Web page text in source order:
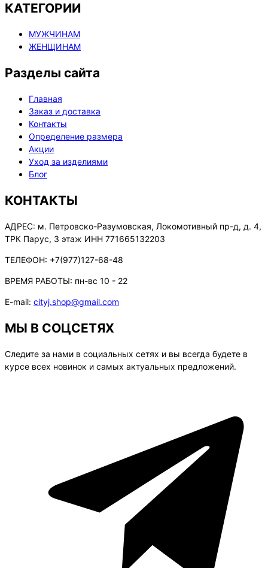
КАТЕГОРИИ
МУЖЧИНАМ
ЖЕНЩИНАМ
Разделы сайта
Главная
Заказ и доставка
Контакты
Определение размера
Акции
Уход за изделиями
Блог
КОНТАКТЫ
АДРЕС: м. Петровско-Разумовская, Локомотивный пр-д, д. 4,
ТРК Парус, 3 этаж ИНН 771665132203
ТЕЛЕФОН: +7(977)127-68-48
ВРЕМЯ РАБОТЫ: пн-вс 10 - 22
E-mail: cityj.shop@gmail.com
МЫ В СОЦСЕТЯХ
Следите за нами в социальных сетях и вы всегда будете в
курсе всех новинок и самых актуальных предложений.